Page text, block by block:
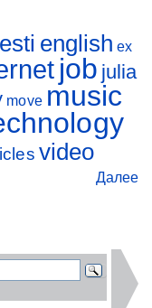
english ex
job julia
move music
video
Далее